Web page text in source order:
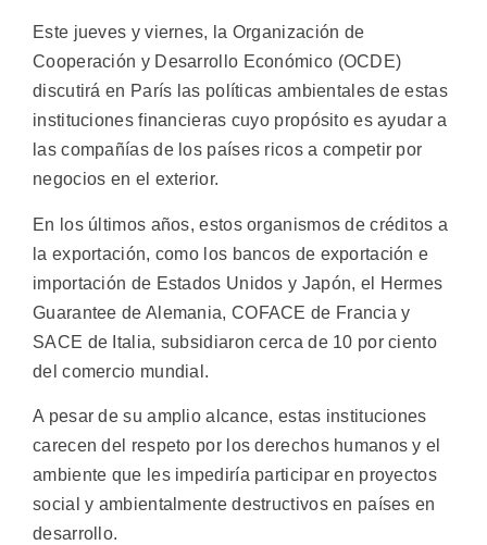
Este jueves y viernes, la Organización de
Cooperación y Desarrollo Económico (OCDE)
discutirá en París las políticas ambientales de estas
instituciones financieras cuyo propósito es ayudar a
las compañías de los países ricos a competir por
negocios en el exterior.
En los últimos años, estos organismos de créditos a
la exportación, como los bancos de exportación e
importación de Estados Unidos y Japón, el Hermes
Guarantee de Alemania, COFACE de Francia y
SACE de Italia, subsidiaron cerca de 10 por ciento
del comercio mundial.
A pesar de su amplio alcance, estas instituciones
carecen del respeto por los derechos humanos y el
ambiente que les impediría participar en proyectos
social y ambientalmente destructivos en países en
desarrollo.